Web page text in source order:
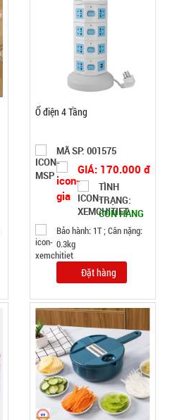
002969
6.500 đ
TÌNH
TRẠNG:
CÒN HÀNG
Bảo
hàng
Giá đỡ điện
thoại K61
Ổ điện 4 Tầng
MÃ SP: 001575
GIÁ: 170.000 đ
TÌNH
TRẠNG:
CÒN HÀNG
Bảo hành: 1T ; Cân nặng:
0.3kg
Đặt hàng